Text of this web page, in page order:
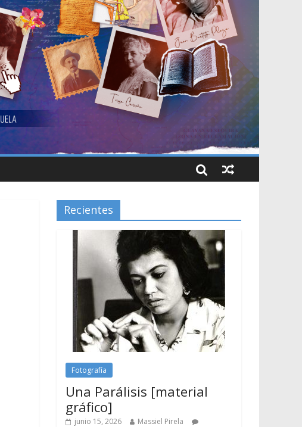
Recientes
Fotografía
Una Parálisis [material
gráfico]
junio 15, 2026
Massiel Pirela